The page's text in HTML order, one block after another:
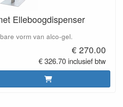
Elleboogdispenser
vorm van alco-gel.
€ 270.00
€ 326.70 inclusief btw